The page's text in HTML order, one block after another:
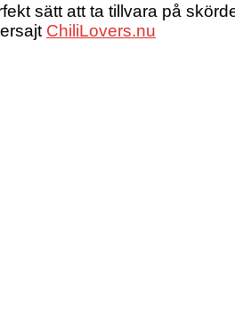
sätt att ta tillvara på
ChiliLovers.nu